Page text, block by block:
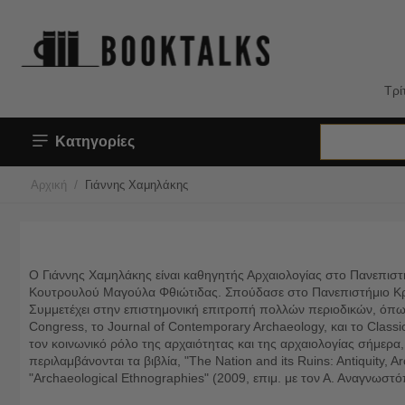
Κατηγορίες
Αρχική / Γιάννης Χαμηλάκης
Ο Γιάννης Χαμηλάκης είναι καθηγητής Αρχαιολογίας στο
Κουτρουλού Μαγούλα Φθιώτιδας. Σπούδασε στο Πανεπιστήμιο
Συμμετέχει στην επιστημονική επιτροπή πολλών
Congress, το Journal of Contemporary Archaeology, και το
τον κοινωνικό ρόλο της αρχαιότητας και της αρχαιολογίας
περιλαμβάνονται τα βιβλία, "The Nation and its Ruins:
"Archaeological Ethnographies" (2009, επιμ. με τον Α.